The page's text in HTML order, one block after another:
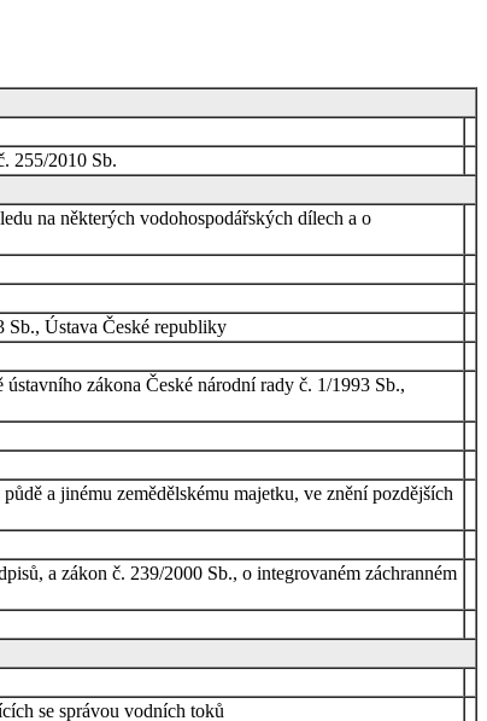
255/2010 Sb.
na některých vodohospodářských dílech a o
Sb., Ústava České republiky
zákona České národní rady č. 1/1993 Sb.,
a jinému zemědělskému majetku, ve znění pozdějších
a zákon č. 239/2000 Sb., o integrovaném záchranném
se správou vodních toků